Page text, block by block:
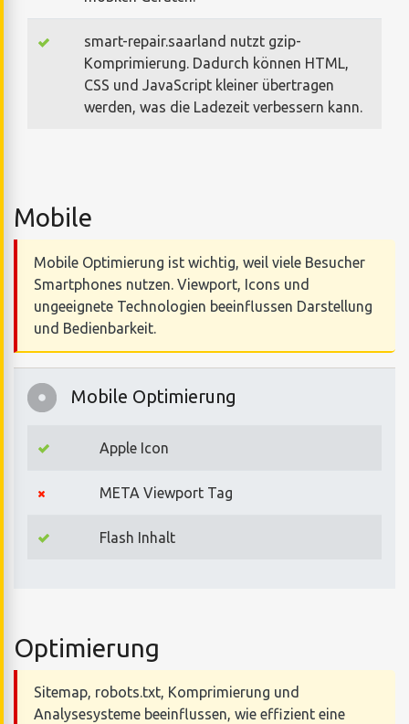
smart-repair.saarland nutzt gzip-
Komprimierung. Dadurch können HTML,
CSS und JavaScript kleiner übertragen
werden, was die Ladezeit verbessern kann.
Mobile
Mobile Optimierung ist wichtig, weil viele Besucher
Smartphones nutzen. Viewport, Icons und
ungeeignete Technologien beeinflussen Darstellung
und Bedienbarkeit.
Mobile Optimierung
Apple Icon
META Viewport Tag
Flash Inhalt
Optimierung
Sitemap, robots.txt, Komprimierung und
Analysesysteme beeinflussen, wie effizient eine